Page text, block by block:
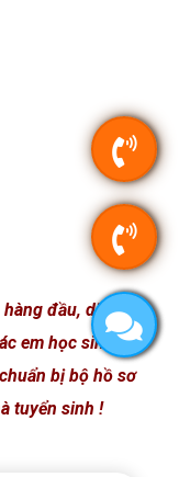
đầu, dịch vụ
em học sinh và
bị bộ hồ sơ
tuyển sinh !